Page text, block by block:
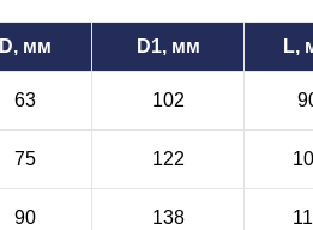
D, мм D1, мм L,
63 102
75 122
90 138